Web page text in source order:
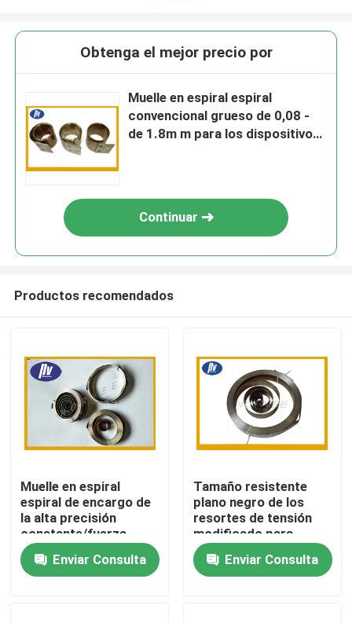
Hogar
Productos
Obtenga el mejor precio por
Muelle en espiral espiral
convencional grueso de 0,08 -
de 1.8m m para los dispositivos
Continuar
Productos recomendados
Muelle en espiral
espiral de encargo de
la alta precisión
constante/fuerza
variable para el reloj
Enviar Consulta
Tamaño resistente
plano negro de los
resortes de tensión
modificado para
requisitos
particulares para el
aspirador
Enviar Consulta